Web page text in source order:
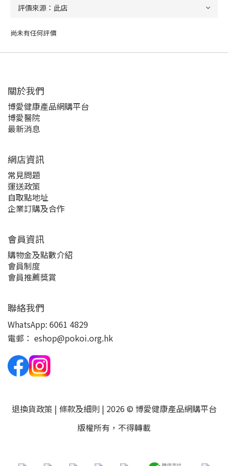
尚未有任何評價
關於我們‎
博愛健康產品網購平台
博愛醫院
最新消息
網店資訊
常見問題
運送政策
自取點地址
企業訂購及合作
會員資訊
購物金及點數介紹
會員制度
會員推薦獎賞
聯絡我們
WhatsApp: 6061 4829
電郵： eshop@pokoi.org.hk
退換貨政策 | 條款及細則 | 2026 © 博愛健康產品網購平台
版權所有，不得轉載